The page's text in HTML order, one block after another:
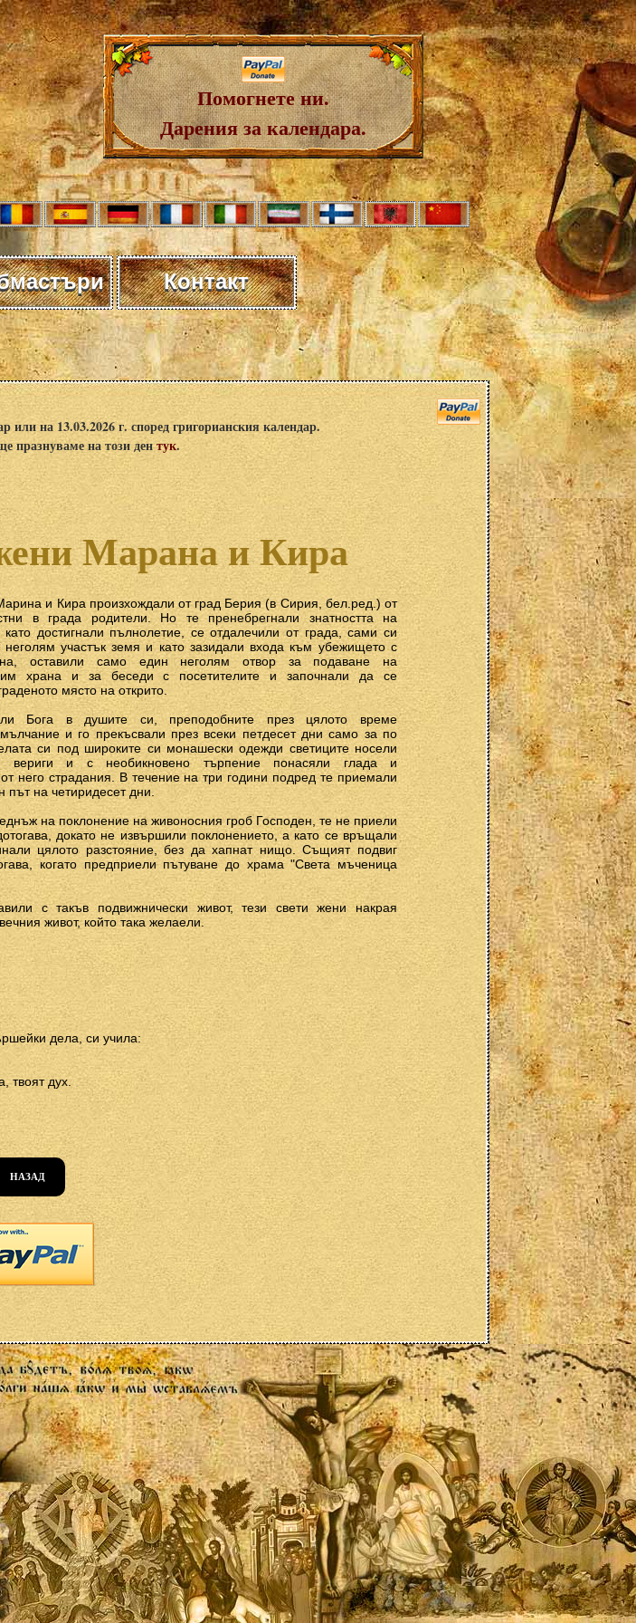
Помогнете ни.
Дарения за календара.
Контакт
или на 13.03.2026 г. според григорианския календар.
празнуваме на този дентук.
Марана и Кира
и Кира произхождали от град Берия (в Сирия, бел.ред.) от
в града родители. Но те пренебрегнали знатността на
достигнали пълнолетие, се отдалечили от града, сами си
неголям участък земя и като зазидали входа към убежището с
оставили само един неголям отвор за подаване на
им храна и за беседи с посетителите и започнали да се
място на открито.
Бога в душите си, преподобните през цялото време
и го прекъсвали през всеки петдесет дни само за по
си под широките си монашески одежди светиците носели
вериги и с необикновено търпение понасяли глада и
него страдания. В течение на три години подред те приемали
път на четиридесет дни.
на поклонение на живоносния гроб Господен, те не приели
докато не извършили поклонението, а като се връщали
цялото разстояние, без да хапнат нищо. Същият подвиг
когато предприели пътуване до храма "Света мъченица
с такъв подвижнически живот, тези свети жени накрая
живот, който така желаели.
дела, си учила:
твоят дух.
НАЗАД